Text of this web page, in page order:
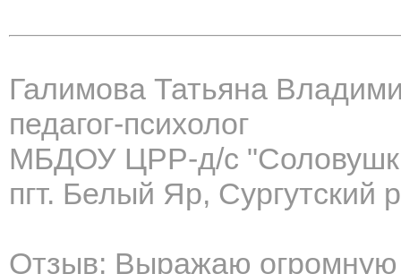
Галимова Татьяна
педагог-психолог
МБДОУ ЦРР-д/с
пгт. Белый Яр,
Отзыв: Выражаю огромную